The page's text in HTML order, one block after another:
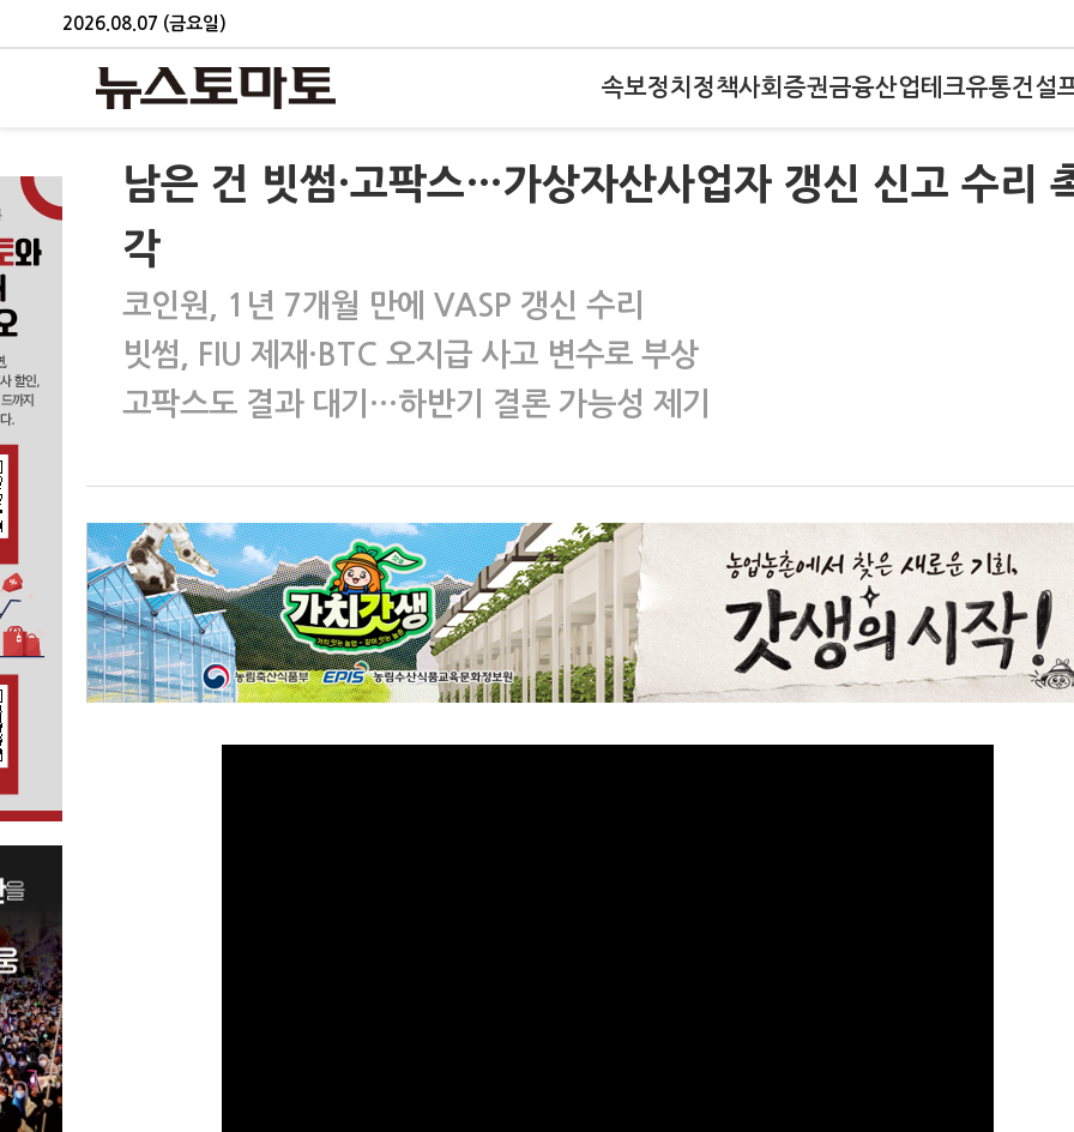
2026.08.07 (금요일)
속보정치 정책사회 증권금융산업테크유통건설
남은 건 빗썸·고팍스…가상자산사업자 갱신 신고 수리
각
코인원, 1년 7개월 만에 VASP 갱신 수리
빗썸, FIU 제재·BTC 오지급 사고 변수로 부상
고팍스도 결과 대기…하반기 결론 가능성 제기